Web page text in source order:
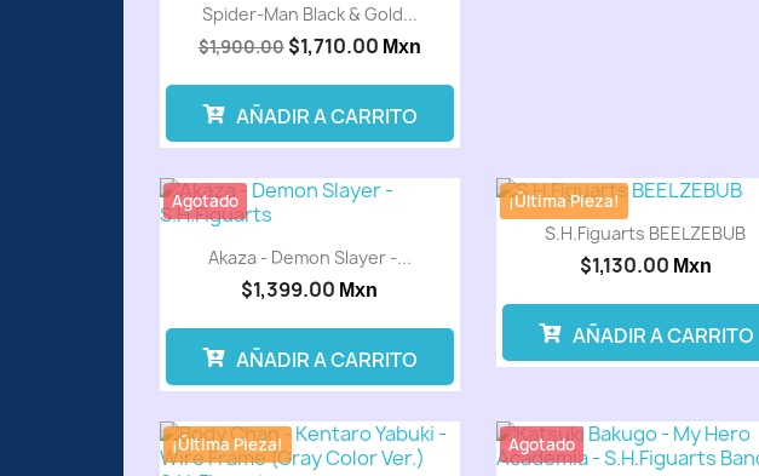
Spider-Man Black & Gold...
$1,900.00 $1,710.00 Mxn
AÑADIR A CARRITO
Akaza - Demon Slayer -...
$1,399.00 Mxn
Agotado
AÑADIR A CARRITO
S.H.Figuarts BEELZEBUB
$1,130.00 Mxn
¡Última Pieza!
AÑADIR A CARRITO
¡Última Pieza! Agotado